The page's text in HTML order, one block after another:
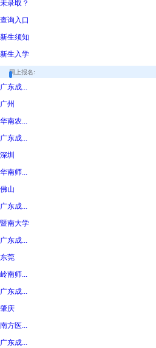
未录取？
查询入口
新生须知
新生入学
网上报名:
广东成...
广州
华南农...
广东成...
深圳
华南师...
佛山
广东成...
暨南大学
广东成...
东莞
岭南师...
广东成...
肇庆
南方医...
广东成...